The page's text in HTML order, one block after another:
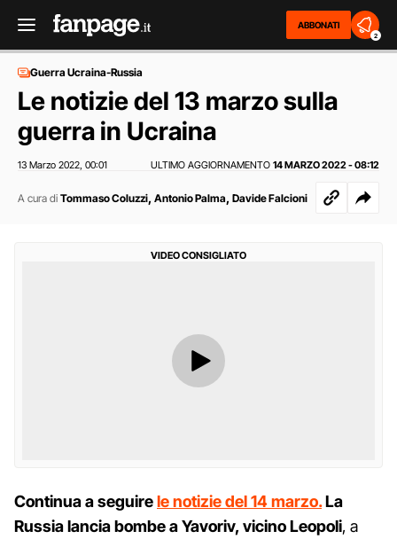
ABBONATI
2
Guerra Ucraina-Russia
Le notizie del 13 marzo sulla
guerra in Ucraina
13 Marzo 2022 00:01 ULTIMO AGGIORNAMENTO 14 MARZO 2022 - 08:12
A cura di Tommaso Coluzzi, Antonio Palma, Davide Falcioni
VIDEO CONSIGLIATO
Continua a seguirele notizie del 14 marzo.La
Russia lancia bombe a Yavoriv, vicino Leopoli, a